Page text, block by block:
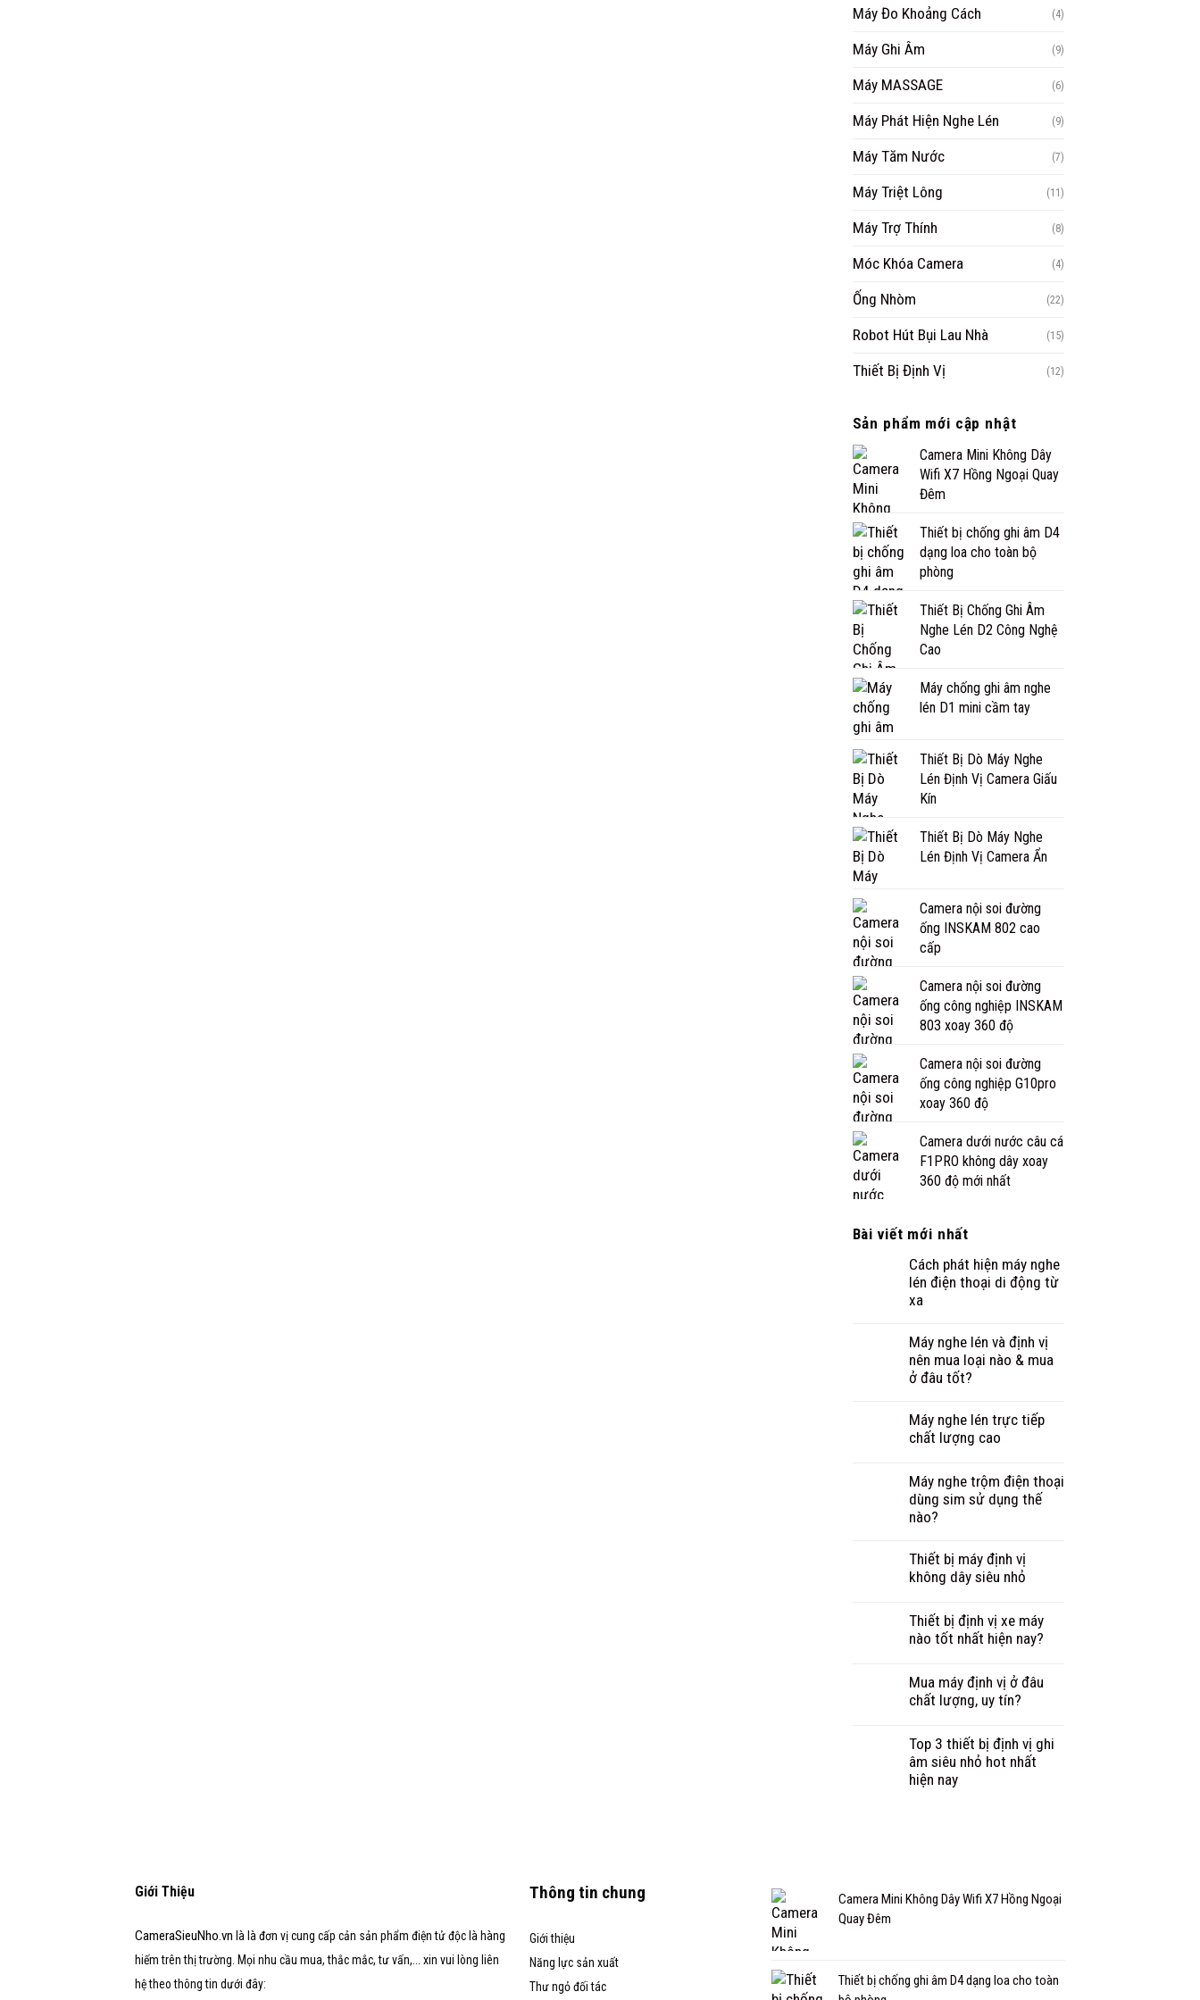
Máy Đo Khoảng Cách (4)
Máy Ghi Âm (9)
Máy MASSAGE (6)
Máy Phát Hiện Nghe Lén (9)
Máy Tăm Nước (7)
Máy Triệt Lông (11)
Máy Trợ Thính (8)
Móc Khóa Camera (4)
Ống Nhòm (22)
Robot Hút Bụi Lau Nhà (15)
Thiết Bị Định Vị (12)
Sản phẩm mới cập nhật
Camera Mini Không Dây
Wifi X7 Hồng Ngoại Quay
Đêm
Thiết bị chống ghi âm D4
dạng loa cho toàn bộ
phòng
Thiết Bị Chống Ghi Âm
Nghe Lén D2 Công Nghệ
Cao
Máy chống ghi âm nghe
lén D1 mini cầm tay
Thiết Bị Dò Máy Nghe
Lén Định Vị Camera Giấu
Kín
Thiết Bị Dò Máy Nghe
Lén Định Vị Camera Ẩn
Camera nội soi đường
ống INSKAM 802 cao
cấp
Camera nội soi đường
ống công nghiệp INSKAM
803 xoay 360 độ
Camera nội soi đường
ống công nghiệp G10pro
xoay 360 độ
Camera dưới nước câu cá
F1PRO không dây xoay
360 độ mới nhất
Bài viết mới nhất
Cách phát hiện máy nghe
lén điện thoại di động từ
xa
Máy nghe lén và định vị
nên mua loại nào & mua
ở đâu tốt?
Máy nghe lén trực tiếp
chất lượng cao
Máy nghe trộm điện thoại
dùng sim sử dụng thế
nào?
Thiết bị máy định vị
không dây siêu nhỏ
Thiết bị định vị xe máy
nào tốt nhất hiện nay?
Mua máy định vị ở đâu
chất lượng, uy tín?
Top 3 thiết bị định vị ghi
âm siêu nhỏ hot nhất
hiện nay
Giới Thiệu
CameraSieuNho.vn là là đơn vị cung cấp cản sản phẩm điện tử độc là hàng
hiếm trên thị trường. Mọi nhu cầu mua, thắc mắc, tư vấn,... xin vui lòng liên
hệ theo thông tin dưới đây:
Thông tin chung
Giới thiệu
Năng lực sản xuất
Thư ngỏ đối tác
Camera Mini Không Dây Wifi X7 Hồng Ngoại
Quay Đêm
Thiết bị chống ghi âm D4 dạng loa cho toàn